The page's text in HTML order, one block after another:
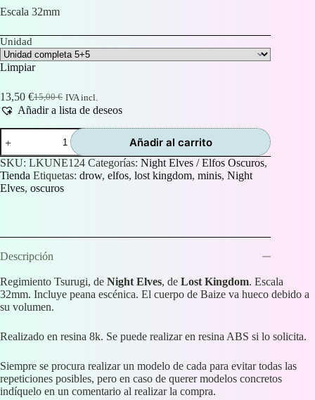
13,50 €
Escala 32mm
Unidad
Limpiar
15,00€
El
precio
original
15,00 €.
13,50 €El
precio
actual
13,50 €.
IVA incl.
Añadir a lista de deseos
Regimiento
Tsurugi
cantidad
Añadir al carrito
SKU: LKUNE124 Categorías: Night Elves / Elfos Oscuros,
Tienda Etiquetas: drow, elfos, lost kingdom, minis, Night
Elves, oscuros
Descripción
Regimiento Tsurugi, de Night Elves, de Lost Kingdom. Escala
32mm. Incluye peana escénica. El cuerpo de Baize va hueco debido a
su volumen.
Realizado en resina 8k. Se puede realizar en resina ABS si lo solicita.
Siempre se procura realizar un modelo de cada para evitar todas las
repeticiones posibles, pero en caso de querer modelos concretos
indíquelo en un comentario al realizar la compra.